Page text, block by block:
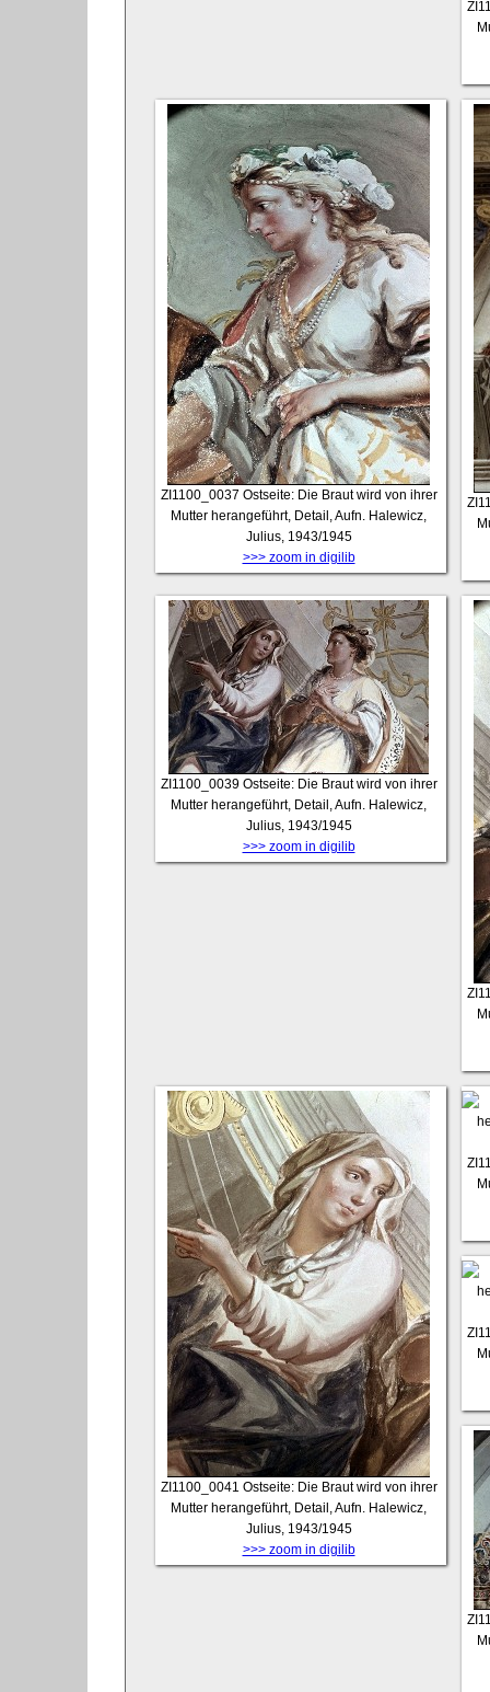
ZI1100_0037 Ostseite: Die Braut wird von ihrer
Mutter herangeführt, Detail, Aufn. Halewicz,
Julius, 1943/1945
>>> zoom in digilib
ZI1100_0039 Ostseite: Die Braut wird von ihrer
Mutter herangeführt, Detail, Aufn. Halewicz,
Julius, 1943/1945
>>> zoom in digilib
ZI1100_0041 Ostseite: Die Braut wird von ihrer
Mutter herangeführt, Detail, Aufn. Halewicz,
Julius, 1943/1945
>>> zoom in digilib